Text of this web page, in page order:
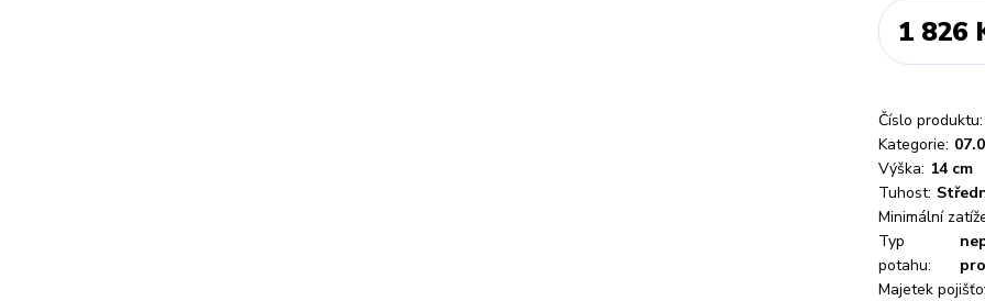
1 826
Číslo produktu:
Kategorie:
Výška: 14 cm
Tuhost:
Minimální
Typ
potahu:
Majetek